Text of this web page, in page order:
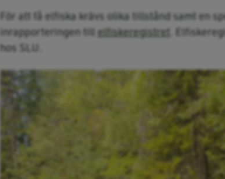
För att få elfiska krävs olika tillstånd samt en
inrapporteringen till elfiskeregistret .
hos SLU.